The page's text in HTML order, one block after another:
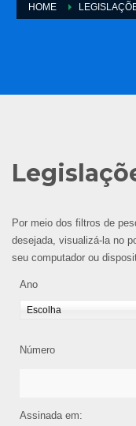
HOME
Por meio dos filtros de
desejada, visualizá-la no
seu computador ou
Ano
Número
Assinada em: